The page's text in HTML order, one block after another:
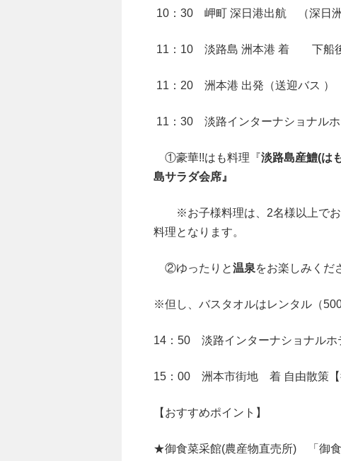
10：30 岬町 深日港出航 （深日洲
11：10 淡路島 洲本港 着 下船後
11：20 洲本港 出発（送迎バス ）
11：30 淡路インターナショナ
①豪華!!はも料理『淡路島産鱧(は
島サラダ会席』
※お子様料理は、2名様以上でお
料理となります。
②ゆったりと温泉をお楽しみくだ
※但し、バスタオルはレンタル（
14：50 淡路インターナショナルホ
15：00 洲本市街地 着 自由散策【
【おすすめポイント】
★御食菜采館(農産物直売所) 「御食